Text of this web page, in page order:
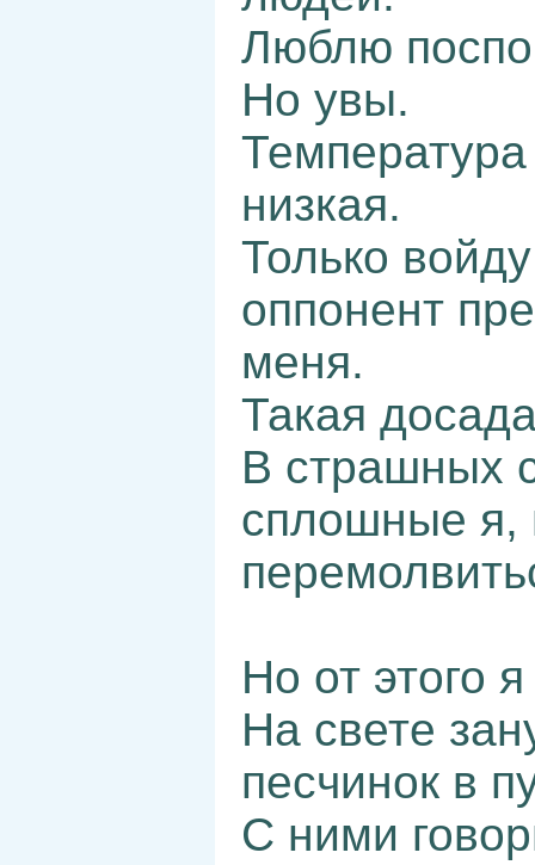
Люблю
Но увы.
низкая.
Только
оппонент
меня.
Такая
В страшных
сплошные я,
Но от этого
На свете
песчинок в
С ними